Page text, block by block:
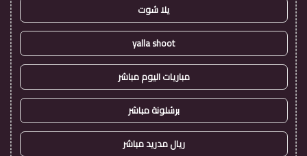
يلا شوت
yalla shoot
مباريات اليوم مباشر
برشلونة مباشر
ريال مدريد مباشر